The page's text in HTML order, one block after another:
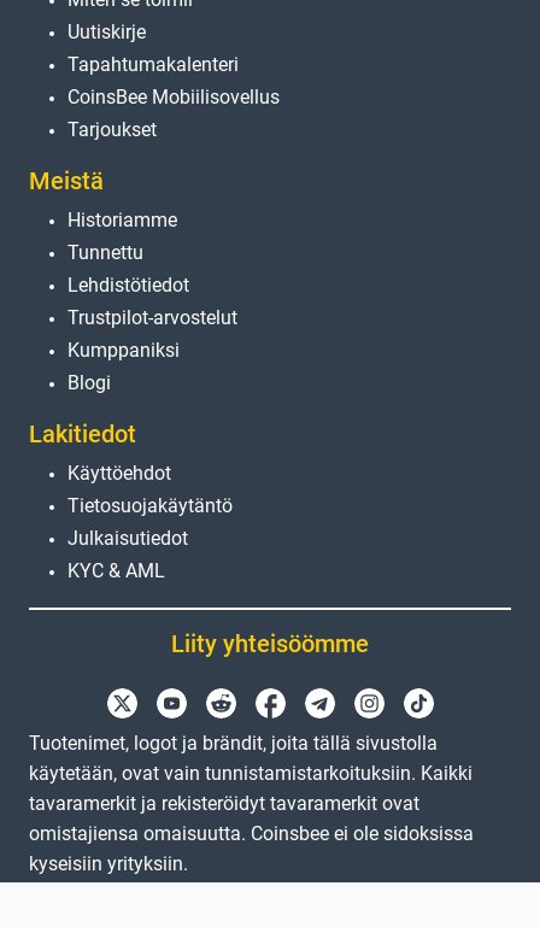
Uutiskirje
Tapahtumakalenteri
CoinsBee Mobiilisovellus
Tarjoukset
Meistä
Historiamme
Tunnettu
Lehdistötiedot
Trustpilot-arvostelut
Kumppaniksi
Blogi
Lakitiedot
Käyttöehdot
Tietosuojakäytäntö
Julkaisutiedot
KYC & AML
Liity yhteisöömme
Tuotenimet, logot ja brändit, joita tällä sivustolla
käytetään, ovat vain tunnistamistarkoituksiin. Kaikki
tavaramerkit ja rekisteröidyt tavaramerkit ovat
omistajiensa omaisuutta. Coinsbee ei ole sidoksissa
kyseisiin yrityksiin.